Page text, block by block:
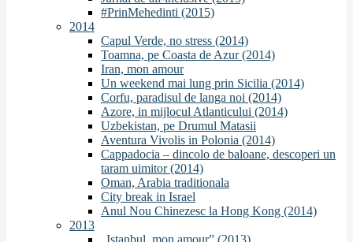
#PrinMehedinti (2015)
2014
Capul Verde, no stress (2014)
Toamna, pe Coasta de Azur (2014)
Iran, mon amour
Un weekend mai lung prin Sicilia (2014)
Corfu, paradisul de langa noi (2014)
Azore, in mijlocul Atlanticului (2014)
Uzbekistan, pe Drumul Matasii
Aventura Vivolis in Polonia (2014)
Cappadocia – dincolo de baloane, descoperi un
taram uimitor (2014)
Oman, Arabia traditionala
City break in Israel
Anul Nou Chinezesc la Hong Kong (2014)
2013
„Istanbul, mon amour” (2013)